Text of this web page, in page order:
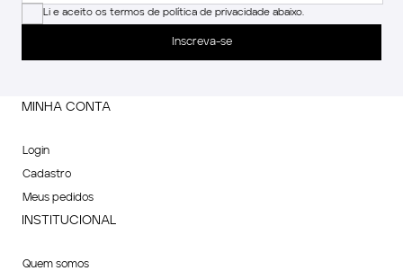
Li e aceito os termos de política de privacidade abaixo.
Inscreva-se
MINHA CONTA
Login
Cadastro
Meus pedidos
INSTITUCIONAL
Quem somos